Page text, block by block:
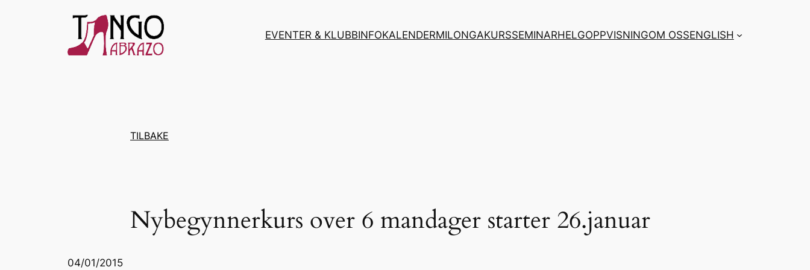
EVENTER & KLUBBINFOKALENDERMILONGAKURSSEMINARHELGOPPVISNINGOM OSSENGLISH
TILBAKE
Nybegynnerkurs over 6 mandager starter 26.januar
04/01/2015